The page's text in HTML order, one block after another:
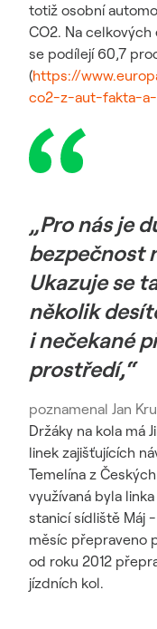
totiž osobní
CO2. Na
se podílejí 60,7
(https://
co2-z-aut-fakta-
„Pro nás je
bezpečnost
Ukazuje se
několik
i nečekané
prostředí,“
poznamenal Jan
Držáky na kola má
linek zajišťujících
Temelína z
využívaná byla
stanicí sídliště Máj
měsíc přepraveno
od roku 2012
jízdních kol.